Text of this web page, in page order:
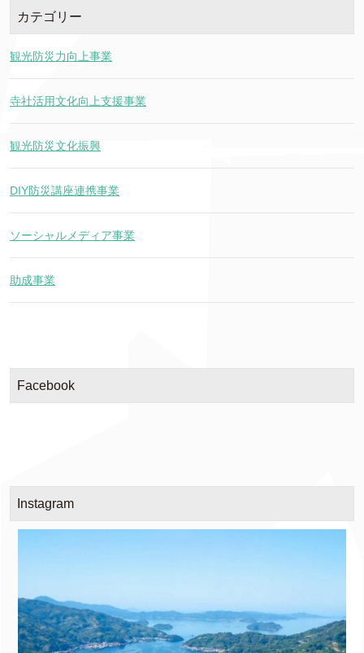
カテゴリー
観光防災力向上事業
寺社活用文化向上支援事業
観光防災文化振興
DIY防災講座連携事業
ソーシャルメディア事業
助成事業
Facebook
Instagram